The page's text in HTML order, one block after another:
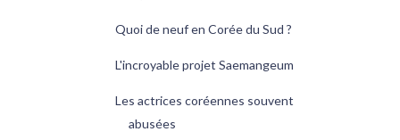
Quoi de neuf en Corée du Sud ?
L'incroyable projet Saemangeum
Les actrices coréennes souvent
abusées